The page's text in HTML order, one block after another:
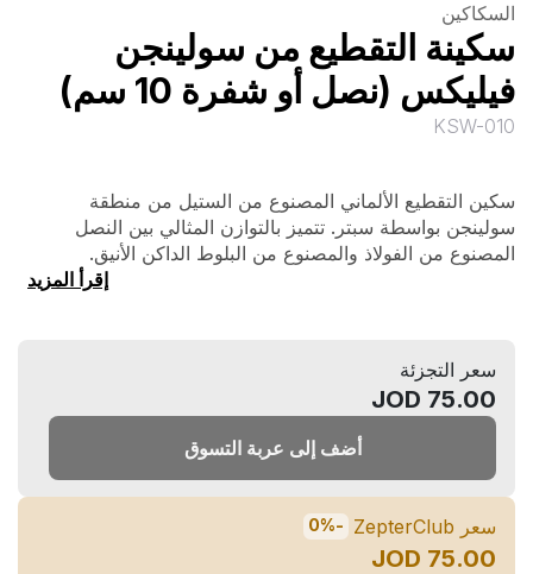
السكاكين
سكينة التقطيع من سولينجن
فيليكس (نصل أو شفرة 10 سم)
KSW-010
سكين التقطيع الألماني المصنوع من الستيل من منطقة
سولينجن بواسطة سبتر. تتميز بالتوازن المثالي بين النصل
المصنوع من الفولاذ والمصنوع من البلوط الداكن الأنيق.
إقرأ المزيد
سعر التجزئة
75.00 JOD
أضف إلى عربة التسوق
سعر ZepterClub -0%
75.00 JOD